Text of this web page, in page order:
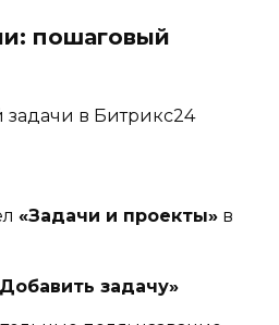
пошаговый
в Битрикс24
«Задачи и проекты» в
задачу»